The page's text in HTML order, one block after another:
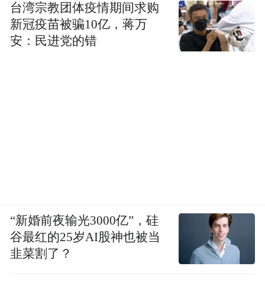
台湾宗教团体疫情期间求购
新冠疫苗被骗10亿，蒋万
安：民进党的错
“新婚前夜输光3000亿”，硅
谷最红的25岁AI股神也被当
韭菜割了？